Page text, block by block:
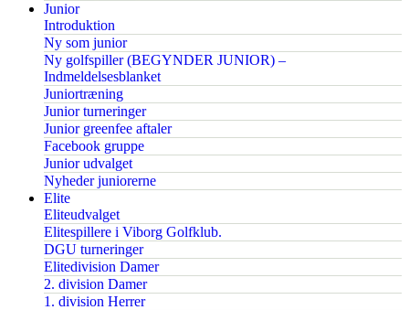
Junior
Introduktion
Ny som junior
Ny golfspiller (BEGYNDER JUNIOR) –
Indmeldelsesblanket
Juniortræning
Junior turneringer
Junior greenfee aftaler
Facebook gruppe
Junior udvalget
Nyheder juniorerne
Elite
Eliteudvalget
Elitespillere i Viborg Golfklub.
DGU turneringer
Elitedivision Damer
2. division Damer
1. division Herrer